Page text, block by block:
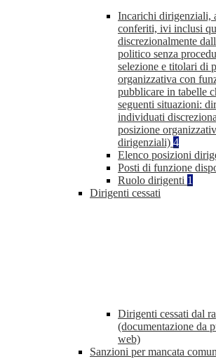
Incarichi dirigenziali,
conferiti, ivi inclusi
discrezionalmente
politico senza
selezione e titolari di
organizzativa con
pubblicare in tabelle
seguenti situazioni:
individuati
posizione
dirigenziali) 4
Elenco posizioni
Posti di funzione
Ruolo dirigenti 1
Dirigenti cessati
Dirigenti cessati dal
(documentazione da
web)
Sanzioni per mancata